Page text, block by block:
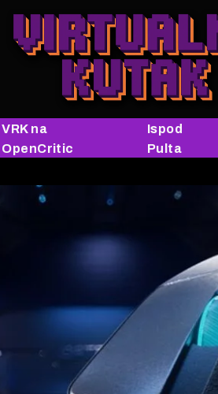
VRK na
OpenCritic
Ispod
Pulta